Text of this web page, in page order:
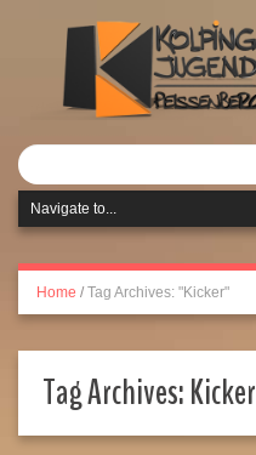
Home / Tag Archives: "Kicker"
Tag Archives:Kicker